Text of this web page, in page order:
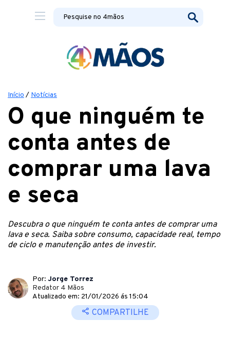
Início / Notícias
O que ninguém te
conta antes de
comprar uma lava
e seca
Descubra o que ninguém te conta antes de comprar uma
lava e seca. Saiba sobre consumo, capacidade real, tempo
de ciclo e manutenção antes de investir.
Por: Jorge Torrez
Redator 4 Mãos
Atualizado em: 21/01/2026 ás 15:04
COMPARTILHE